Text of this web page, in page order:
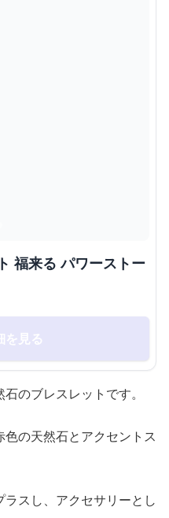
福来る パワーストー
を見る
のブレスレットです。
の天然石とアクセントス
スし、アクセサリーとし